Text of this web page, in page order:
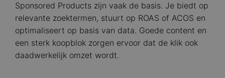
Sponsored Products zijn vaak de basis. Je biedt op
relevante zoektermen, stuurt op ROAS of ACOS en
optimaliseert op basis van data. Goede content en
een sterk koopblok zorgen ervoor dat de klik ook
daadwerkelijk omzet wordt.